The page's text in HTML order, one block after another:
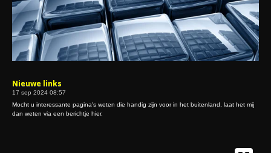
Nieuwe links
17 sep 2024 08:57
Mocht u interessante pagina's weten die handig zijn voor in het buitenland, laat het mij
dan weten via een berichtje hier.